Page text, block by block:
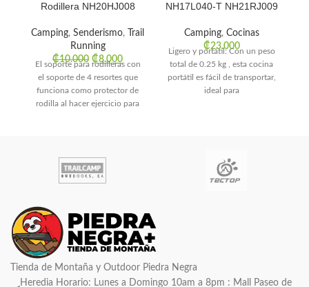
Rodillera NH20HJ008
Camping, Senderismo,
Trail
Running
₡10.000 ₡8.000
El soporte para rodilleras con
el soporte de 4 resortes que
funciona como protector de
rodilla al hacer ejercicio para
NH17L040-T NH21RJ009
Camping, Cocinas
₡23.000
Ligero y portátil: Con un peso
total de 0.25 kg , esta cocina
portátil es fácil de transportar,
ideal para
Tienda de Montaña y Outdoor Piedra Negra
Heredia Horario: Lunes a Domingo 10am a 8pm : Mall Paseo de